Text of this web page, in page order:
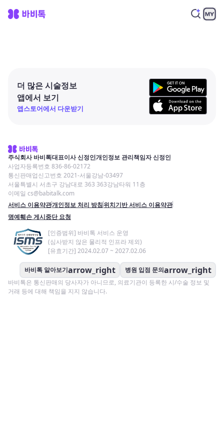
더 많은 시술정보
앱에서 보기
앱스토어에서 다운받기
주식회사 바비톡대표이사 신정인개인정보 관리책임자 신정인
사업자등록번호 836-86-02172
통신판매업신고번호 2021-서울강남-03497
서울특별시 서초구 강남대로 363 363강남타워 11층
이메일 cs@babitalk.com
서비스 이용약관개인정보 처리 방침위치기반 서비스 이용약관
명예훼손 게시중단 요청
[인증범위] 바비톡 서비스 운영
(심사받지 않은 물리적 인프라 제외)
[유효기간] 2024.02.07 ~ 2027.02.06
바비톡 알아보기arrow_right 병원 입점 문의arrow_right
바비톡은 통신판매의 당사자가 아니므로, 의료기관이 등록한 시/수술 정보 및
거래 등에 대해 책임을 지지 않습니다.